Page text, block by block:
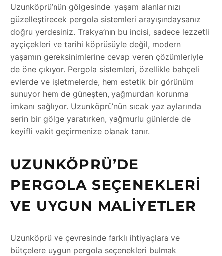
Uzunköprü’nün gölgesinde, yaşam alanlarınızı
güzelleştirecek pergola sistemleri arayışındaysanız
doğru yerdesiniz. Trakya’nın bu incisi, sadece lezzetli
ayçiçekleri ve tarihi köprüsüyle değil, modern
yaşamın gereksinimlerine cevap veren çözümleriyle
de öne çıkıyor. Pergola sistemleri, özellikle bahçeli
evlerde ve işletmelerde, hem estetik bir görünüm
sunuyor hem de güneşten, yağmurdan korunma
imkanı sağlıyor. Uzunköprü’nün sıcak yaz aylarında
serin bir gölge yaratırken, yağmurlu günlerde de
keyifli vakit geçirmenize olanak tanır.
UZUNKÖPRÜ’DE
PERGOLA SEÇENEKLERI
VE UYGUN MALIYETLER
Uzunköprü ve çevresinde farklı ihtiyaçlara ve
bütçelere uygun pergola seçenekleri bulmak